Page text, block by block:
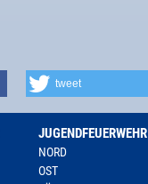
tweet
JUGENDFEUERWEHR
NORD
OST